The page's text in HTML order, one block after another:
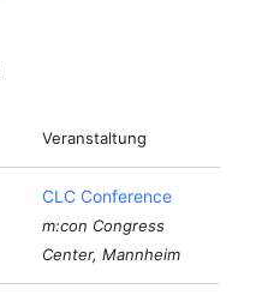
Veranstaltung
CLC Conference
m:con Congress
Center, Mannheim